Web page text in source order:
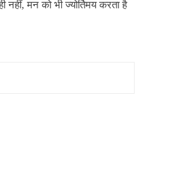
नहीं, मन को भी ज्योर्तिमय करता है